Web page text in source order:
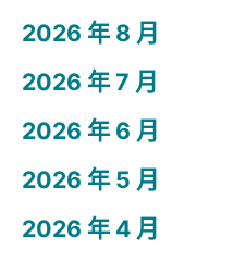
2026 年 8 月
2026 年 7 月
2026 年 6 月
2026 年 5 月
2026 年 4 月